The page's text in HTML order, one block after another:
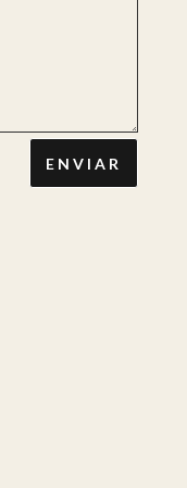
ENVIAR